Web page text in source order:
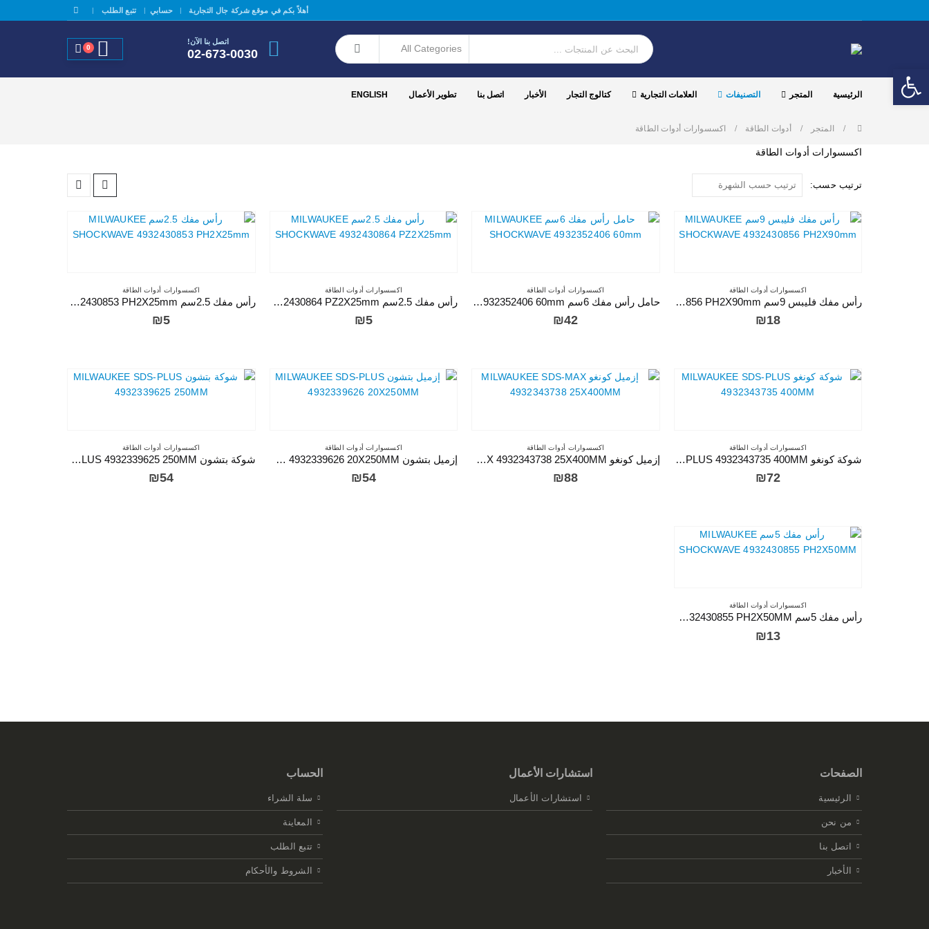
Open toolbar
أهلاً بكم في موقع شركة جال التجارية | حسابي تتبع الطلب |
اتصل بنا الآن!
02-673-0030
0
الرئيسية المتجر التصنيفات العلامات التجارية كتالوج التجار الأخبار اتصل بنا تطوير الأعمال ENGLISH
المتجر أدوات الطاقة اكسسوارات أدوات الطاقة
اكسسوارات أدوات الطاقة
ترتيب حسب:
اكسسوارات أدوات الطاقة
رأس مفك فليبس 9سم MILWAUKEE SHOCKWAVE 4932430856 PH2X90mm
₪18
اكسسوارات أدوات الطاقة
حامل رأس مفك 6سم MILWAUKEE SHOCKWAVE 4932352406 60mm
₪42
اكسسوارات أدوات الطاقة
رأس مفك 2.5سم MILWAUKEE SHOCKWAVE 4932430864 PZ2X25mm
₪5
اكسسوارات أدوات الطاقة
رأس مفك 2.5سم MILWAUKEE SHOCKWAVE 4932430853 PH2X25mm
₪5
اكسسوارات أدوات الطاقة
شوكة كونغو MILWAUKEE SDS-PLUS 4932343735 400MM
₪72
اكسسوارات أدوات الطاقة
إزميل كونغو MILWAUKEE SDS-MAX 4932343738 25X400MM
₪88
اكسسوارات أدوات الطاقة
إزميل بتشون MILWAUKEE SDS-PLUS 4932339626 20X250MM
₪54
اكسسوارات أدوات الطاقة
شوكة بتشون MILWAUKEE SDS-PLUS 4932339625 250MM
₪54
اكسسوارات أدوات الطاقة
رأس مفك 5سم MILWAUKEE SHOCKWAVE 4932430855 PH2X50MM
₪13
الصفحات
الرئيسية
من نحن
اتصل بنا
الأخبار
استشارات الأعمال
استشارات الأعمال
الحساب
سلة الشراء
المعاينة
تتبع الطلب
الشروط والأحكام